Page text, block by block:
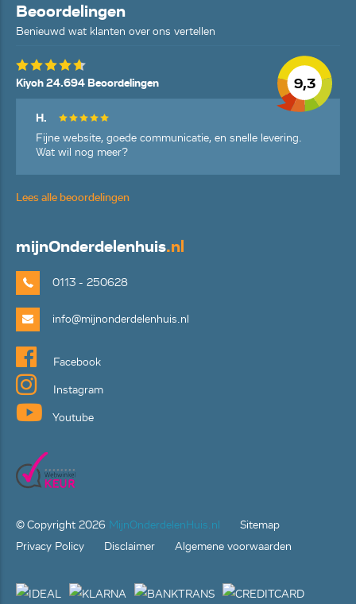
Beoordelingen
Benieuwd wat klanten over ons vertellen
9,3
Kiyoh 24.694 Beoordelingen
H.
Fijne website, goede communicatie, en snelle levering.
Wat wil nog meer?
Lees alle beoordelingen
mijnOnderdelenhuis.nl
0113 - 250628
info@mijnonderdelenhuis.nl
Facebook
Instagram
Youtube
© Copyright 2026 MijnOnderdelenHuis.nl
Sitemap
Privacy Policy
Disclaimer Algemene voorwaarden